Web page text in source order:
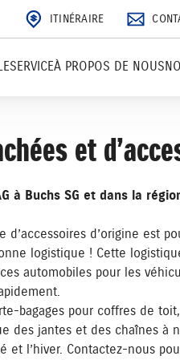
ITINÉRAIRE
SERVICEÀ PROPOS DE NOUS
et
à Buchs SG et dans la
d’origine est
logistique ! Cette
automobiles pour les
bagages pour coffres de
des jantes et des chaînes à
l’hiver. Contactez-nous